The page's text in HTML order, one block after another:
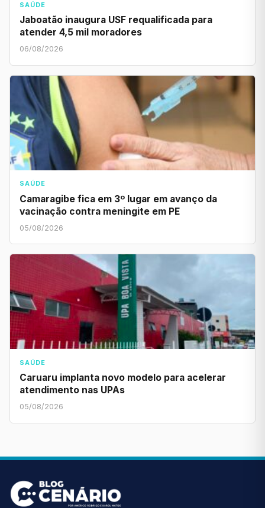
SAÚDE
Jaboatão inaugura USF requalificada para
atender 4,5 mil moradores
06/08/2026
SAÚDE
Camaragibe fica em 3º lugar em avanço da
vacinação contra meningite em PE
05/08/2026
SAÚDE
Caruaru implanta novo modelo para acelerar
atendimento nas UPAs
05/08/2026